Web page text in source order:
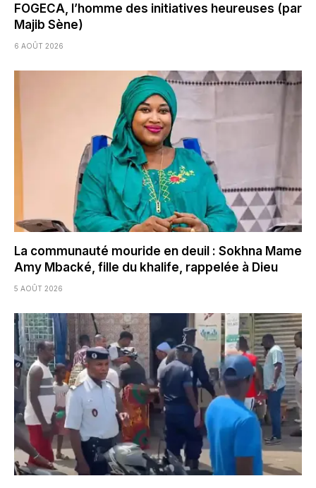
FOGECA, l’homme des initiatives heureuses (par
Majib Sène)
6 AOÛT 2026
La communauté mouride en deuil : Sokhna Mame
Amy Mbacké, fille du khalife, rappelée à Dieu
5 AOÛT 2026